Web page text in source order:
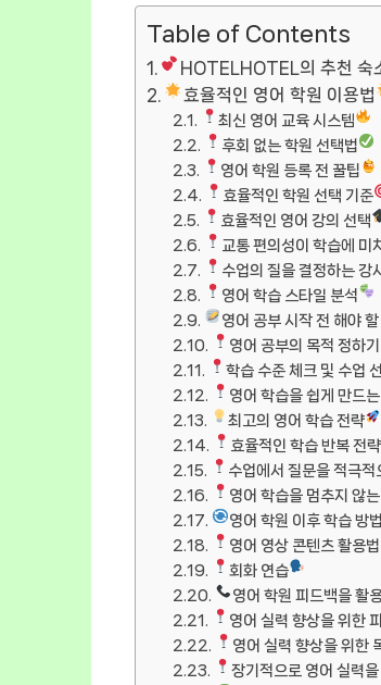
Table of Contents
HOTELHOTEL의 추천 숙
효율적인 영어 학원 이용법
최신 영어 교육 시스템
후회 없는 학원 선택법
영어 학원 등록 전 꿀팁
효율적인 학원 선택 기준
효율적인 영어 강의 선택
교통 편의성이 학습에 미
수업의 질을 결정하는 강
영어 학습 스타일 분석
영어 공부 시작 전 해야 할
영어 공부의 목적 정하기
학습 수준 체크 및 수업
영어 학습을 쉽게 만드
최고의 영어 학습 전략
효율적인 학습 반복 전략
수업에서 질문을 적극적
영어 학습을 멈추지 않
영어 학원 이후 학습 방법
영어 영상 콘텐츠 활용법
회화 연습
영어 학원 피드백을 활
영어 실력 향상을 위한
영어 실력 향상을 위한
장기적으로 영어 실력